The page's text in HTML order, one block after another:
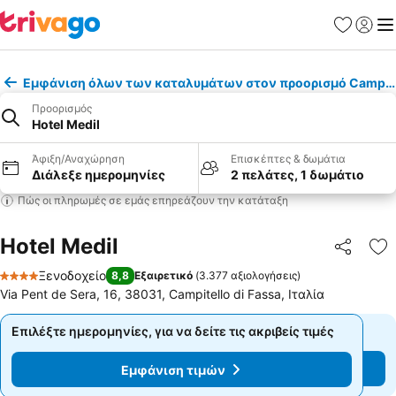
Εμφάνιση όλων των καταλυμάτων στον προορισμό
Προορισμός
Hotel Medil
Άφιξη/Αναχώρηση
Διάλεξε ημερομηνίες
Επισκέπτες & δωμάτια
2 πελάτες, 1 δωμάτιο
Πώς οι πληρωμές σε εμάς επηρεάζουν την κατάταξη
Hotel Medil
4 Αστέρια
Ξενοδοχείο 8,8 Εξαιρετικό (3.377 αξιολογήσεις)
Via Pent de Sera, 16, 38031, Campitello di Fassa, Ιταλία
Επιλέξτε ημερομηνίες, για να δείτε τις ακριβείς τιμές
Εμφάνιση τιμών
Επιλέξτε ημερομηνίες, για να δείτε τις ακριβείς τιμές
Εμφάνιση τιμών